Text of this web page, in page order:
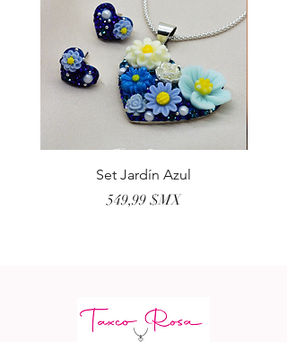
Set Jardín Azul
Prix
549,99 $MX